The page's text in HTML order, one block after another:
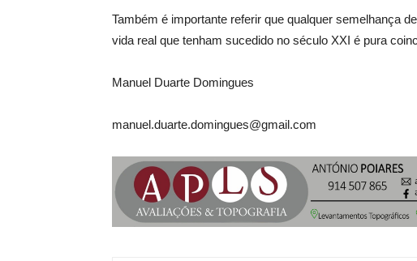
Também é importante referir que qualquer semelhança
vida real que tenham sucedido no século XXI é pura
Manuel Duarte Domingues
manuel.duarte.domingues@gmail.com